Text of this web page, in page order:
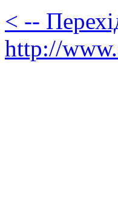
< --
http://